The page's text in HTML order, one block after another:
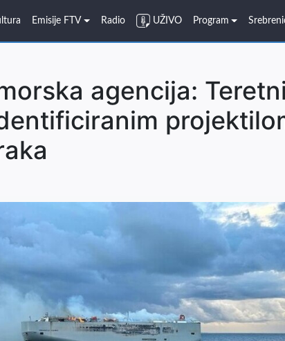
Emisije FTV Radio UŽIVO Program
agencija: